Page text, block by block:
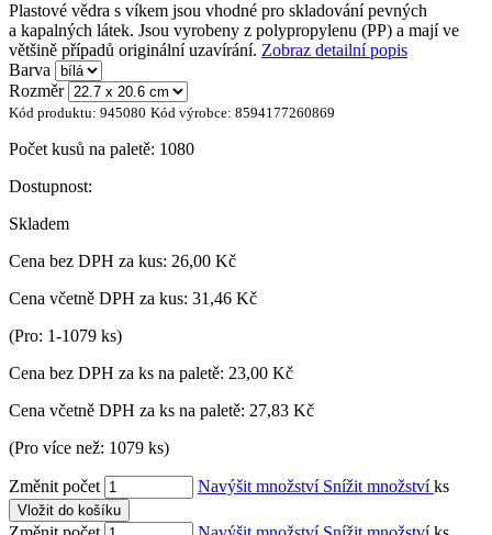
Plastové vědra s víkem jsou vhodné pro skladování pevných
a kapalných látek. Jsou vyrobeny z polypropylenu (PP) a mají ve
většině případů originální uzavírání. Zobraz detailní popis
Barva
Rozměr
Kód produktu: 945080 Kód výrobce: 8594177260869
Počet kusů na paletě: 1080
Dostupnost:
Skladem
Cena bez DPH za kus: 26,00 Kč
Cena včetně DPH za kus: 31,46 Kč
(Pro: 1-1079 ks)
Cena bez DPH za ks na paletě: 23,00 Kč
Cena včetně DPH za ks na paletě: 27,83 Kč
(Pro více než: 1079 ks)
Změnit počet Navýšit množství Snížit množstvíks
Vložit do košíku